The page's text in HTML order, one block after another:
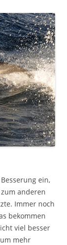
ein,
anderen
Immer noch
bekommen
viel besser
mehr